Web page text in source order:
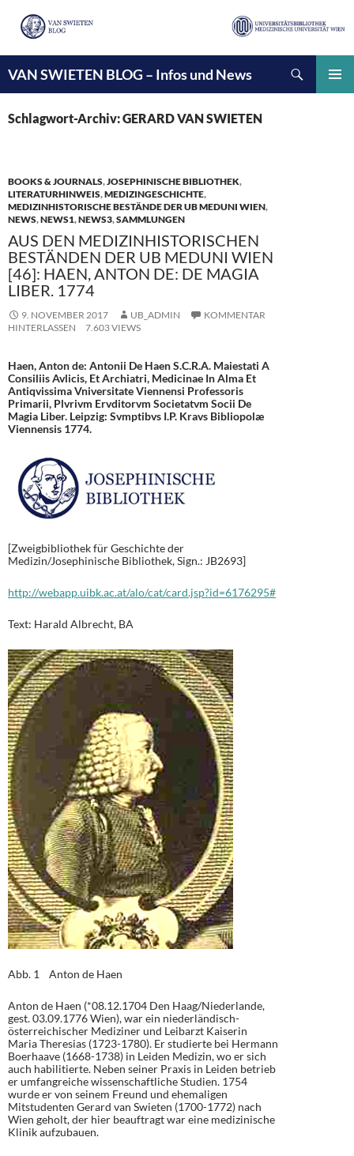
VAN SWIETEN BLOG – Infos und News
INHALT
SPRINGEN
Schlagwort-Archiv: GERARD VAN SWIETEN
BOOKS & JOURNALS,JOSEPHINISCHE BIBLIOTHEK,
LITERATURHINWEIS,MEDIZINGESCHICHTE,
MEDIZINHISTORISCHE BESTÄNDE DER UB MEDUNI WIEN,
NEWS,NEWS1,NEWS3,SAMMLUNGEN
AUS DEN MEDIZINHISTORISCHEN
BESTÄNDEN DER UB MEDUNI WIEN
[46]: HAEN, ANTON DE: DE MAGIA
LIBER. 1774
9. NOVEMBER 2017 UB_ADMIN
KOMMENTAR
HINTERLASSEN
7.603 VIEWS
Haen, Anton de: Antonii De Haen S.C.R.A. Maiestati A
Consiliis Avlicis, Et Archiatri, Medicinae In Alma Et
Antiqvissima Vniversitate Viennensi Professoris
Primarii, Plvrivm Ervditorvm Societatvm Socii De
Magia Liber. Leipzig: Svmptibvs I.P. Kravs Bibliopolæ
Viennensis 1774.
[Zweigbibliothek für Geschichte der
Medizin/Josephinische Bibliothek, Sign.: JB2693]
http://webapp.uibk.ac.at/alo/cat/card.jsp?id=6176295#
Text: Harald Albrecht, BA
Abb. 1 Anton de Haen
Anton de Haen (*08.12.1704 Den Haag/Niederlande,
gest. 03.09.1776 Wien), war ein niederländisch-
österreichischer Mediziner und Leibarzt Kaiserin
Maria Theresias (1723-1780). Er studierte bei Hermann
Boerhaave (1668-1738) in Leiden Medizin, wo er sich
auch habilitierte. Neben seiner Praxis in Leiden betrieb
er umfangreiche wissenschaftliche Studien. 1754
wurde er von seinem Freund und ehemaligen
Mitstudenten Gerard van Swieten (1700-1772) nach
Wien geholt, der hier beauftragt war eine medizinische
Klinik aufzubauen.